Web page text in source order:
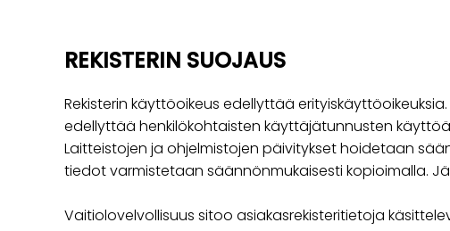
REKISTERIN SUOJAUS
Rekisterin käyttöoikeus edellyttää
edellyttää henkilökohtaisten käyttäjätunnusten
Laitteistojen ja ohjelmistojen päivitykset hoidetaan
tiedot varmistetaan säännönmukaisesti kopioimalla.
Vaitiolovelvollisuus sitoo asiakasrekisteritietoja